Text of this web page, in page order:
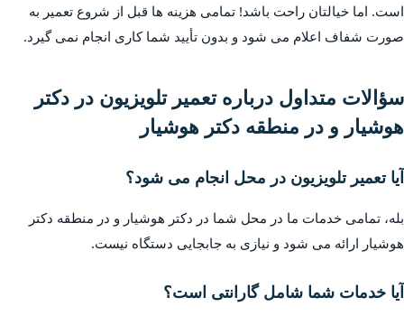
است. اما خیالتان راحت باشد! تمامی هزینه ها قبل از شروع تعمیر به
صورت شفاف اعلام می شود و بدون تأیید شما کاری انجام نمی گیرد.
سؤالات متداول درباره تعمیر تلویزیون در دکتر
هوشیار و در منطقه دکتر هوشیار
آیا تعمیر تلویزیون در محل انجام می شود؟
بله، تمامی خدمات ما در محل شما در دکتر هوشیار و در منطقه دکتر
هوشیار ارائه می شود و نیازی به جابجایی دستگاه نیست.
آیا خدمات شما شامل گارانتی است؟